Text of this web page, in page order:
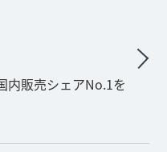
内販売シェアNo.1を